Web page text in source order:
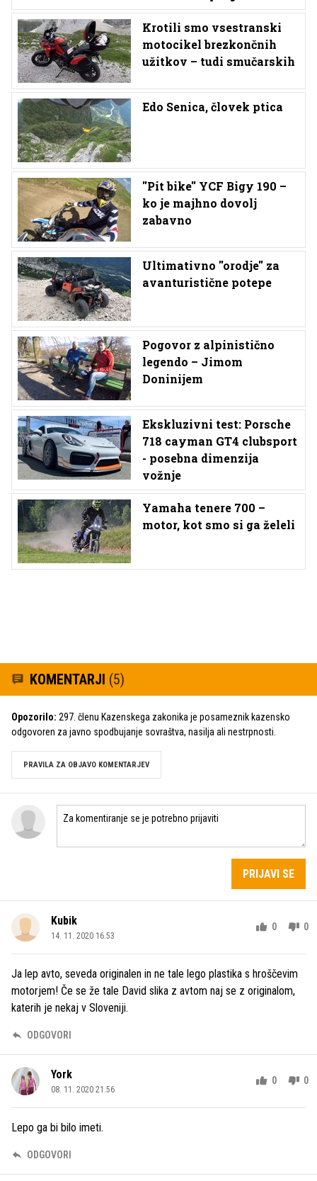
Krotili smo vsestranski
motocikel brezkončnih
užitkov – tudi smučarskih
Edo Senica, človek ptica
''Pit bike'' YCF Bigy 190 –
ko je majhno dovolj
zabavno
Ultimativno ''orodje'' za
avanturistične potepe
Pogovor z alpinistično
legendo – Jimom
Doninijem
Ekskluzivni test: Porsche
718 cayman GT4 clubsport
- posebna dimenzija
vožnje
Yamaha tenere 700 –
motor, kot smo si ga želeli
KOMENTARJI (5)
Opozorilo: 297. členu Kazenskega zakonika je posameznik kazensko
odgovoren za javno spodbujanje sovraštva, nasilja ali nestrpnosti.
PRAVILA ZA OBJAVO KOMENTARJEV
PRIJAVI SE
Kubik
14. 11. 2020 16.53
0 0
Ja lep avto, seveda originalen in ne tale lego plastika s hroščevim
motorjem! Če se že tale David slika z avtom naj se z originalom,
katerih je nekaj v Sloveniji.
ODGOVORI
York
08. 11. 2020 21.56
0 0
Lepo ga bi bilo imeti.
ODGOVORI